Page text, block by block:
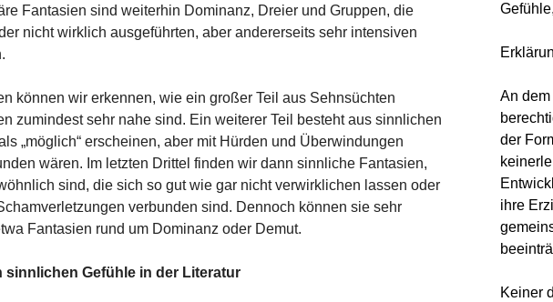
Fantasien sind weiterhin Dominanz, Dreier und Gruppen, die
nicht wirklich ausgeführten, aber andererseits sehr intensiven
können wir erkennen, wie ein großer Teil aus Sehnsüchten
zumindest sehr nahe sind. Ein weiterer Teil besteht aus sinnlichen
„möglich“ erscheinen, aber mit Hürden und Überwindungen
wären. Im letzten Drittel finden wir dann sinnliche Fantasien,
sind, die sich so gut wie gar nicht verwirklichen lassen oder
verbunden sind. Dennoch können sie sehr
Fantasien rund um Dominanz oder Demut.
sinnlichen Gefühle in der Literatur
An
der
ihre
Keiner